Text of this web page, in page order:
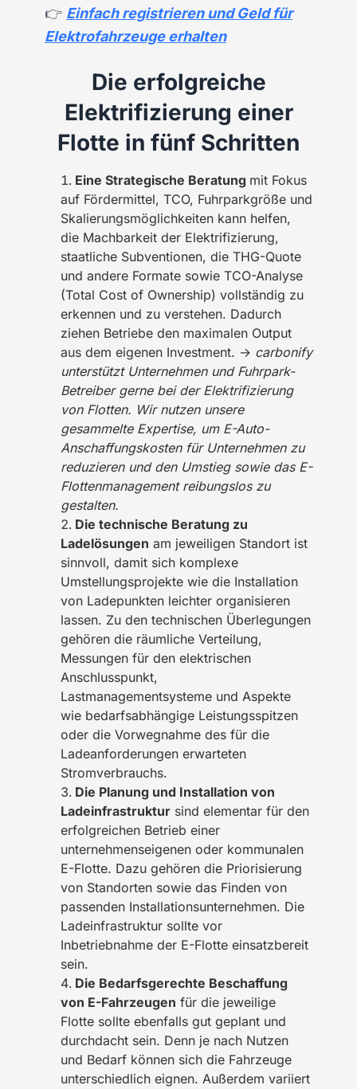
👉 Einfach registrieren und Geld für
Elektrofahrzeuge erhalten
Die erfolgreiche
Elektrifizierung einer
Flotte in fünf Schritten
Eine Strategische Beratung mit Fokus
auf Fördermittel, TCO, Fuhrparkgröße und
Skalierungsmöglichkeiten kann helfen,
die Machbarkeit der Elektrifizierung,
staatliche Subventionen, die THG-Quote
und andere Formate sowie TCO-Analyse
(Total Cost of Ownership) vollständig zu
erkennen und zu verstehen. Dadurch
ziehen Betriebe den maximalen Output
aus dem eigenen Investment. → carbonify
unterstützt Unternehmen und Fuhrpark-
Betreiber gerne bei der Elektrifizierung
von Flotten. Wir nutzen unsere
gesammelte Expertise, um E-Auto-
Anschaffungskosten für Unternehmen zu
reduzieren und den Umstieg sowie das E-
Flottenmanagement reibungslos zu
gestalten.
Die technische Beratung zu
Ladelösungen am jeweiligen Standort ist
sinnvoll, damit sich komplexe
Umstellungsprojekte wie die Installation
von Ladepunkten leichter organisieren
lassen. Zu den technischen Überlegungen
gehören die räumliche Verteilung,
Messungen für den elektrischen
Anschlusspunkt,
Lastmanagementsysteme und Aspekte
wie bedarfsabhängige Leistungsspitzen
oder die Vorwegnahme des für die
Ladeanforderungen erwarteten
Stromverbrauchs.
Die Planung und Installation von
Ladeinfrastruktur sind elementar für den
erfolgreichen Betrieb einer
unternehmenseigenen oder kommunalen
E-Flotte. Dazu gehören die Priorisierung
von Standorten sowie das Finden von
passenden Installationsunternehmen. Die
Ladeinfrastruktur sollte vor
Inbetriebnahme der E-Flotte einsatzbereit
sein.
Die Bedarfsgerechte Beschaffung
von E-Fahrzeugen für die jeweilige
Flotte sollte ebenfalls gut geplant und
durchdacht sein. Denn je nach Nutzen
und Bedarf können sich die Fahrzeuge
unterschiedlich eignen. Außerdem variiert